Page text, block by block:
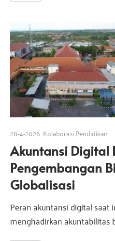
28-4-2026 Kolaborasi Pendidikan
Akuntansi Digital
Pengembangan
Globalisasi
Peran akuntansi digital saat
menghadirkan akuntabilitas